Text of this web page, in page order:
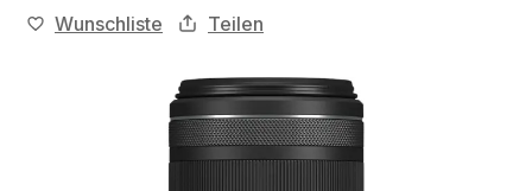
Wunschliste Teilen